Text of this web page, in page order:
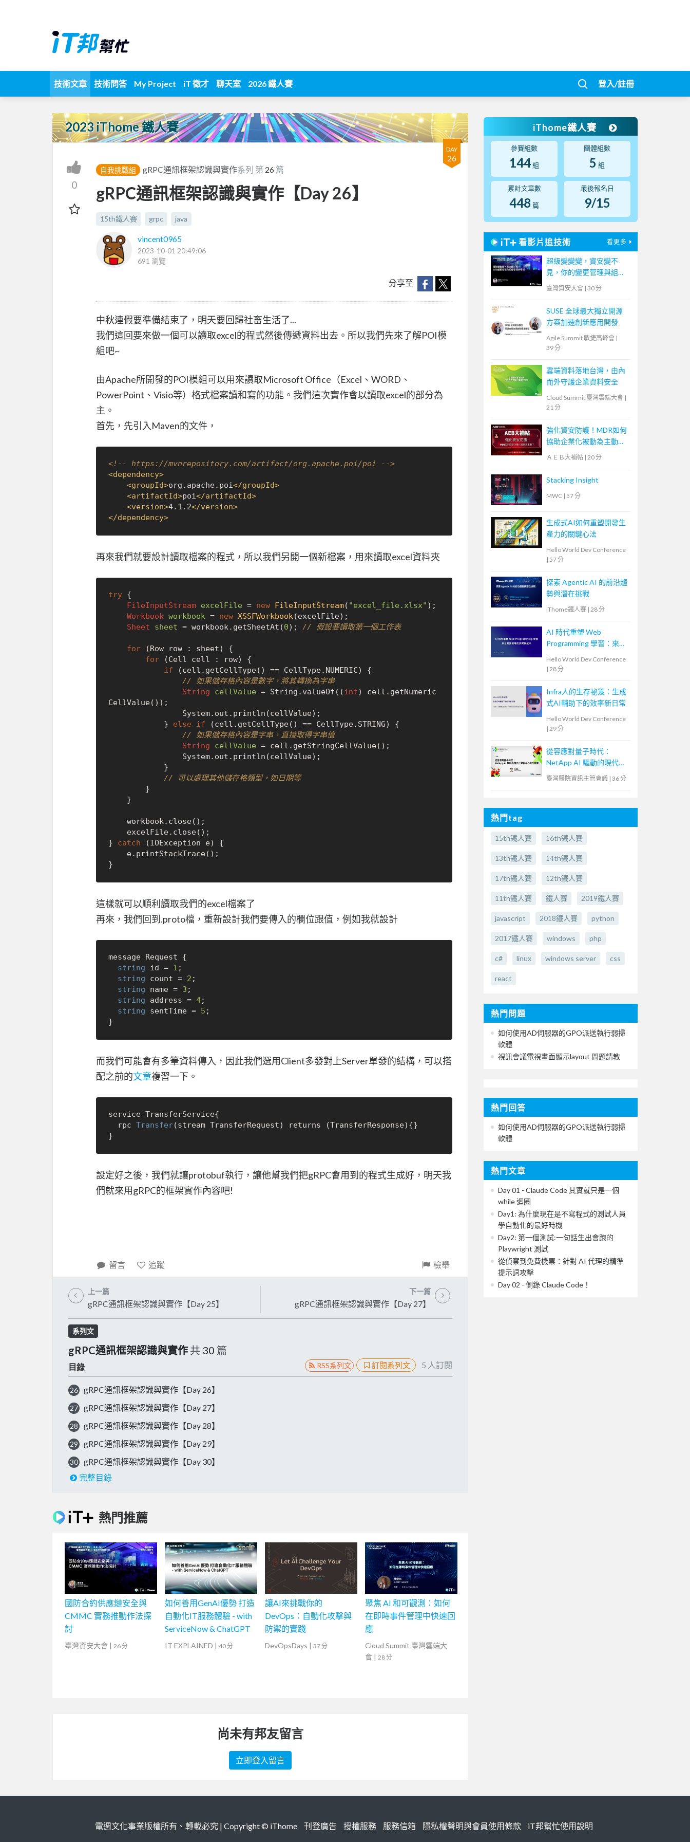
技術文章 技術問答 My Project iT 徵才 聊天室 2026 鐵人賽 登入/註冊
2023 iThome 鐵人賽
DAY
26
0
自我挑戰組 gRPC通訊框架認識與實作系列 第 26 篇
gRPC通訊框架認識與實作【Day 26】
15th鐵人賽 grpc java
vincent0965
2023-10-01 20:49:06
691 瀏覽
分享至
中秋連假要準備結束了，明天要回歸社畜生活了...
我們這回要來做一個可以讀取excel的程式然後傳遞資料出去。所以我們先來了解POI模
組吧~
由Apache所開發的POI模組可以用來讀取Microsoft Office（Excel、WORD、
PowerPoint、Visio等）格式檔案讀和寫的功能。我們這次實作會以讀取excel的部分為
主。
首先，先引入Maven的文件，
<!-- https://mvnrepository.com/artifact/org.apache.poi/poi -->
<dependency>
<groupId>org.apache.poi</groupId>
<artifactId>poi</artifactId>
<version>4.1.2</version>
</dependency>
再來我們就要設計讀取檔案的程式，所以我們另開一個新檔案，用來讀取excel資料夾
try {
FileInputStream excelFile = new FileInputStream( "excel_file.xlsx" );
Workbook workbook = new XSSFWorkbook(excelFile);
Sheet
sheet = workbook.getSheetAt(0); // 假設要讀取第一個工作表
for (Row row : sheet) {
for (Cell cell : row) {
if (cell.getCellType() == CellType.NUMERIC) {
// 如果儲存格內容是數字，將其轉換為字串
String
cellValue = String.valueOf((int) cell.getNumeric
CellValue());
            }
else if (cell.getCellType() == CellType.STRING) {
// 如果儲存格內容是字串，直接取得字串值
String
cellValue = cell.getStringCellValue();
// 可以處理其他儲存格類型，如日期等
} catch (IOException e) {
這樣就可以順利讀取我們的excel檔案了
再來，我們回到.proto檔，重新設計我們要傳入的欄位跟值，例如我就設計
message Request {
string id = 1 ;
string count = 2 ;
string name = 3 ;
string address = 4;
string sentTime = 5 ;
而我們可能會有多筆資料傳入，因此我們選用Client多發對上Server單發的結構，可以搭
配之前的文章複習一下。
service TransferService{
  rpc
Transfer(stream TransferRequest) returns (TransferResponse){}
設定好之後，我們就讓protobuf執行，讓他幫我們把gRPC會用到的程式生成好，明天我
們就來用gRPC的框架實作內容吧!
留言 追蹤 檢舉
上一篇
gRPC通訊框架認識與實作【Day 25】
下一篇
gRPC通訊框架認識與實作【Day 27】
系列文
gRPC通訊框架認識與實作 共 30 篇
目錄 RSS系列文 訂閱系列文 5 人訂閱
26 gRPC通訊框架認識與實作【Day 26】
27 gRPC通訊框架認識與實作【Day 27】
28 gRPC通訊框架認識與實作【Day 28】
29 gRPC通訊框架認識與實作【Day 29】
30
gRPC通訊框架認識與實作【Day 30】
完整目錄
熱門推薦
國防合約供應鏈安全與
CMMC 實務推動作法探
討
臺灣資安大會 | 26 分
如何善用GenAI優勢 打造
自動化IT服務體驗 - with
ServiceNow & ChatGPT
IT EXPLAINED | 40 分
讓AI來挑戰你的
DevOps：自動化攻擊與
防禦的實踐
DevOpsDays | 37 分
聚焦 AI 和可觀測：如何
在即時事件管理中快速回
應
Cloud Summit 臺灣雲端大
會 | 28 分
尚未有邦友留言
立即登入留言
iThome鐵人賽
參賽組數
144組
團體組數
5 組
累計文章數
448 篇
最後報名日
9/15
看影片追技術 看更多
超級變變變，資安變不
見，你的變更管理與組態
管理去哪裡？
臺灣資安大會 | 30 分
SUSE 全球最大獨立開源
方案加速創新應用開發
Agile Summit 敏捷高峰會 |
39 分
雲端資料落地台灣，由內
而外守護企業資料安全
Cloud Summit 臺灣雲端大會 |
21 分
強化資安防護！MDR如何
協助企業化被動為主動？
【宏碁資訊網路學堂】
ＡＥＢ大補帖 | 20 分
Stacking Insight
MWC | 57 分
生成式AI如何重塑開發生
產力的關鍵心法
Hello World Dev Conference
| 57 分
探索 Agentic AI 的前沿趨
勢與潛在挑戰
iThome鐵人賽 | 28 分
AI 時代重塑 Web
Programming 學習：來自
Hello World Dev Conference
| 28 分
Infra人的生存祕笈：生成
式AI輔助下的效率新日常
Hello World Dev Conference
| 29 分
從容應對量子時代：
NetApp AI 驅動的現代化
資料中心安全藍圖
臺灣醫院資訊主管會議 | 36 分
熱門tag
15th鐵人賽 16th鐵人賽
13th鐵人賽 14th鐵人賽
17th鐵人賽 12th鐵人賽
11th鐵人賽 鐵人賽 2019鐵人賽
javascript 2018鐵人賽 python
2017鐵人賽 windows php
c# linux windows server css
react
熱門問題
如何使用AD伺服器的GPO派送執行弱掃
軟體
視訊會議電視畫面顯示layout 問題請教
熱門回答
如何使用AD伺服器的GPO派送執行弱掃
軟體
熱門文章
Day 01 - Claude Code 其實就只是一個
while 迴圈
Day1: 為什麼現在是不寫程式的測試人員
學自動化的最好時機
Day2: 第一個測試:一句話生出會跑的
Playwright 測試
從偵察到免費機票：針對 AI 代理的精準
提示詞攻擊
Day 02 - 側錄 Claude Code！
電週文化事業版權所有、轉載必究 | Copyright © iThome 刊登廣告 授權服務 服務信箱 隱私權聲明與會員使用條款 iT邦幫忙使用說明